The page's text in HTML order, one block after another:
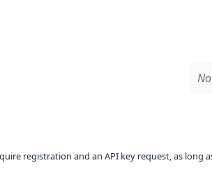
registration and an API key request, as